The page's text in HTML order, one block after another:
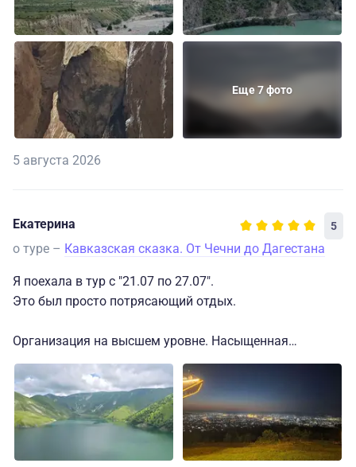
Еще 7 фото
5 августа 2026
Екатерина 5
о туре – Кавказская сказка. От Чечни до Дагестана
Я поехала в тур с "21.07 по 27.07".
Это был просто потрясающий отдых.
Организация на высшем уровне. Насыщенная
программа.
У нас подобралась очень приятная и веселая
компания в туре.
Очень понравились гид Анна и водитель Турап.
Не хотелось заканчивать тур, за его время мы все